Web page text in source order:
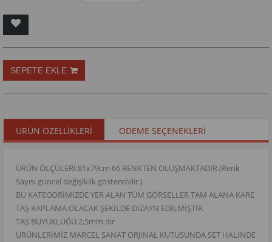
ÜRÜN ÖZELLIKLERI ÖDEME SEÇENEKLERI
ÜRÜN ÖLÇÜLERİ:81x79cm 66 RENKTEN OLUŞMAKTADIR.(Renk
Sayısı güncel değişiklik gösterebilir.)
BU KATEGORİMİZDE YER ALAN TÜM GÖRSELLER TAM ALANA KARE
TAŞ KAPLAMA OLACAK ŞEKİLDE DİZAYN EDİLMİŞTİR.
TAŞ BÜYÜKLÜĞÜ 2,5mm dir
ÜRÜNLERİMİZ MARCEL SANAT ORJİNAL KUTUSUNDA SET HALİNDE